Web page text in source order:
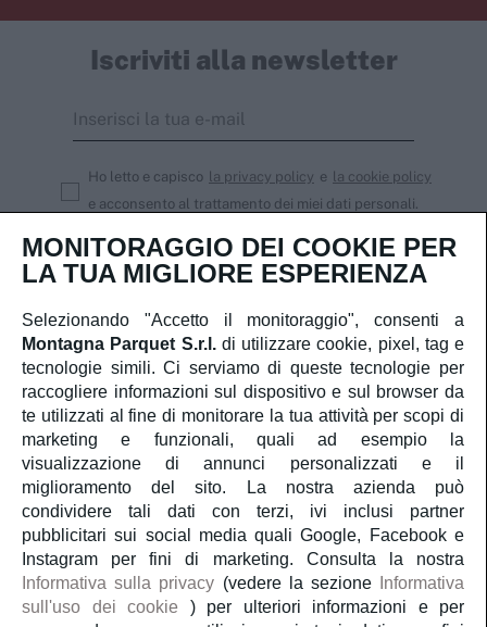
Iscriviti alla newsletter
Ho letto e capisco la privacy policy e
la cookie policy
e acconsento al trattamento dei miei dati personali.
Iscriviti
Servizio Clienti
Account
Servizi
Guida al parquet
Parliamo di noi
MONITORAGGIO DEI COOKIE PER
LA TUA MIGLIORE ESPERIENZA
Selezionando "Accetto il monitoraggio", consenti a
Montagna Parquet S.r.l. di utilizzare cookie, pixel, tag e
tecnologie simili. Ci serviamo di queste tecnologie per
raccogliere informazioni sul dispositivo e sul browser da
te utilizzati al fine di monitorare la tua attività per scopi di
marketing e funzionali, quali ad esempio la
visualizzazione di annunci personalizzati e il
miglioramento del sito. La nostra azienda può
condividere tali dati con terzi, ivi inclusi partner
pubblicitari sui social media quali Google, Facebook e
Instagram per fini di marketing. Consulta la nostra
Informativa sulla privacy (vedere la sezione
Informativa
sull'uso dei cookie
) per ulteriori informazioni e per